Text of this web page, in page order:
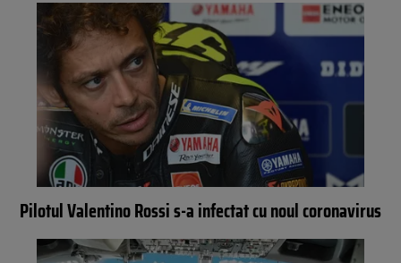
Pilotul Valentino Rossi s-a infectat cu noul coronavirus